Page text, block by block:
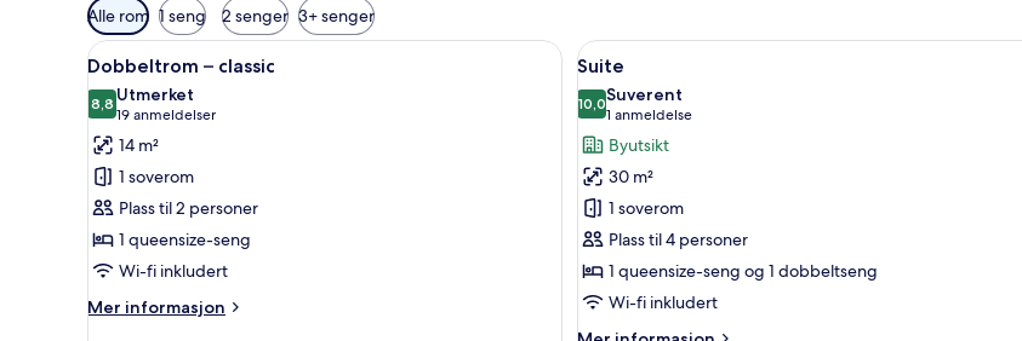
Tilgjengelige
filtre
for
rom
Alle rom 1 seng 2 senger 3+ senger
Åpne
alle
bildene
av
Dobbeltrom
–
classic
Dobbeltrom – classic | Safe på rommet, skrivebord og skrivebord for bærbar PC
7
Dobbeltrom – classic
8,88,8 av 10
Utmerket
19 anmeldelser
(19
anmeldelser)
14 m²
1 soverom
Plass til 2 personer
1 queensize-seng
Wi-fi inkludert
Mer informasjon
Mer
Åpne
alle
bildene
av
Suite
Suite | Safe på rommet,
16
Suite
10,010,0 av 10
Suverent
1 anmeldelse
(1
anmeldelse)
Byutsikt
30 m²
1 soverom
Plass til 4 personer
1 queensize-seng og 1 dobbeltseng
Wi-fi inkludert